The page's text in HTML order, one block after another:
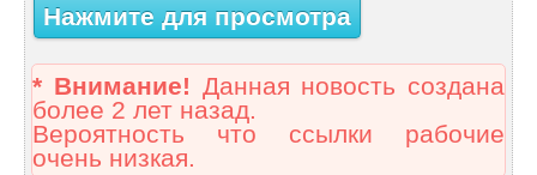
Нажмите для просмотра
* Внимание! Данная новость создана
более 2 лет назад.
Вероятность что ссылки рабочие
очень низкая.